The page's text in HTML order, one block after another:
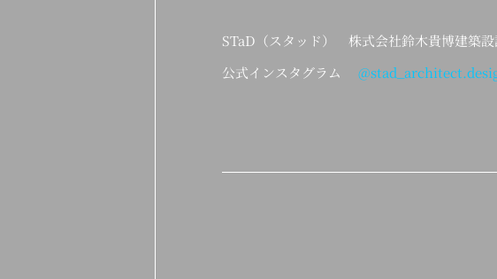
STaD（スタッド） 株式会社鈴木貴博建築設
公式インスタグラム